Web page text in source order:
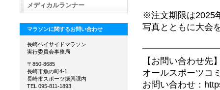
※注文期限は2025
写真とともに大会
【お問い合わ
オールスポーツコ
お問い合わせ：
メディカルランナー
マラソンに関するお問い合わせ
長崎ベイサイドマラソン
実行委員会事務局
〒850-8685
長崎市魚の町4-1
長崎市スポーツ振興課内
TEL 095-811-1893